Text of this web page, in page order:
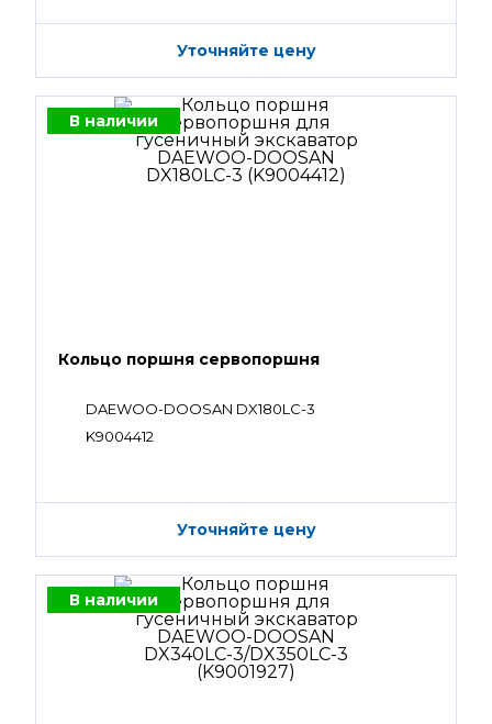
Уточняйте цену
В наличии
Кольцо поршня сервопоршня
DAEWOO-DOOSAN DX180LC-3
K9004412
Уточняйте цену
В наличии